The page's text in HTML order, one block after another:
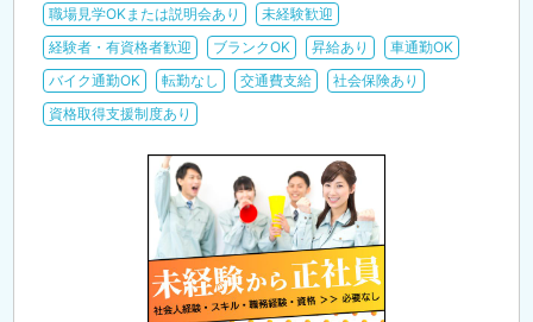
職場見学OKまたは説明会あり
未経験歓迎
経験者・有資格者歓迎
ブランクOK 昇給あり
車通勤OK
バイク通勤OK
転勤なし 交通費支給
社会保険あり
資格取得支援制度あり